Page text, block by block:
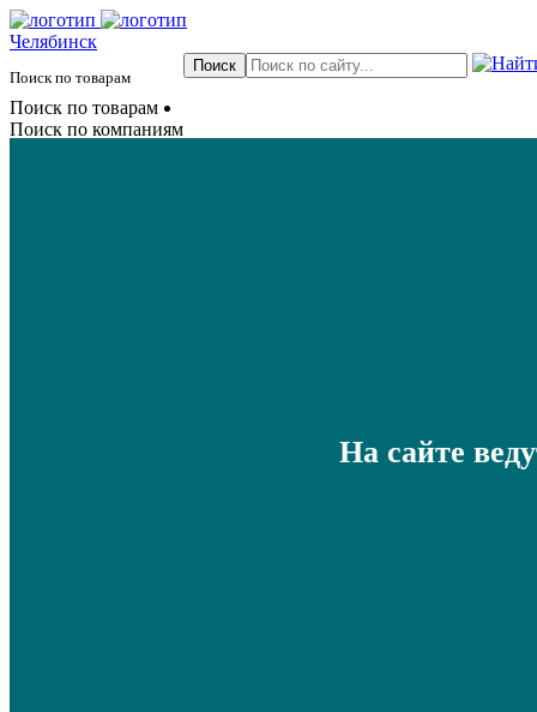
Челябинск
Поиск по товарам
Поиск по товарам
Поиск по компаниям
На сайте